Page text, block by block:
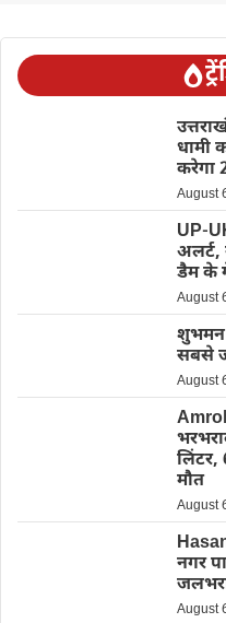
धामी
करेगा
August
UP-
अलर्ट,
डैम के
August
शुभमन
सबसे
August
लिंटर,
मौत
August
नगर
August